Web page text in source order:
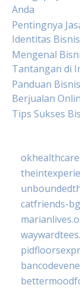
Anda
Pentingnya
Identitas
Mengenal
Tantangan di
Panduan
Berjualan
Tips Sukses
catfriends-